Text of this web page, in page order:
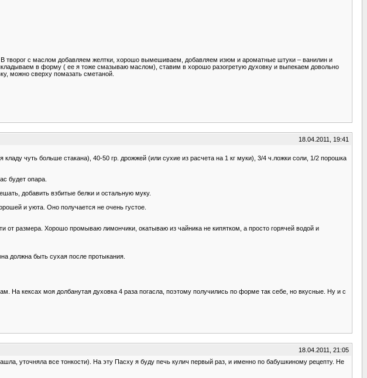
творог с маслом добавляем желтки, хорошо вымешиваем, добавляем изюм и ароматные штуки – ванилин и
в форму ( ее я тоже смазываю маслом), ставим в хорошо разогретую духовку и выпекаем довольно
можно сверху помазать сметаной.
18.04.2011, 19:41
чуть больше стакана), 40-50 гр. дрожжей (или сухие из расчета на 1 кг муки), 3/4 ч.ложки соли, 1/2 порошка
будет опара.
добавить взбитые белки и остальную муку.
и уюта. Оно получается не очень густое.
размера. Хорошо промываю лимончики, окатываю из чайника не кипятком, а просто горячей водой и
должна быть сухая после протыкания.
На кексах моя долбанутая духовка 4 раза погасла, поэтому получились по форме так себе, но вкусные. Ну и с
18.04.2011, 21:05
уточняла все тонкости). На эту Пасху я буду печь кулич первый раз, и именно по бабушкиному рецепту. Не